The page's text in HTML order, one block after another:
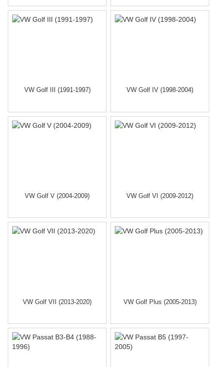
VW Golf III (1991-1997) VW Golf IV (1998-2004)
VW Golf V (2004-2009) VW Golf VI (2009-2012)
VW Golf VII (2013-2020) VW Golf Plus (2005-2013)